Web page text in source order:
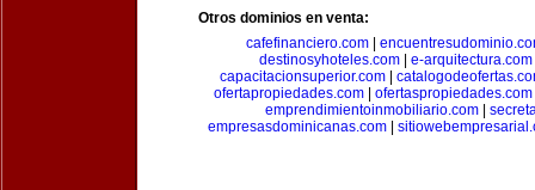
Otros dominios en venta:
cafefinanciero.com
destinosyhoteles.com
e-arquitectura.com
capacitacionsuperior.com
ofertapropiedades.com
ofertaspropiedades.com
emprendimientoinmobiliario.com|
empresasdominicanas.com|